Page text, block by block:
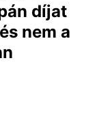
díjat
nem a